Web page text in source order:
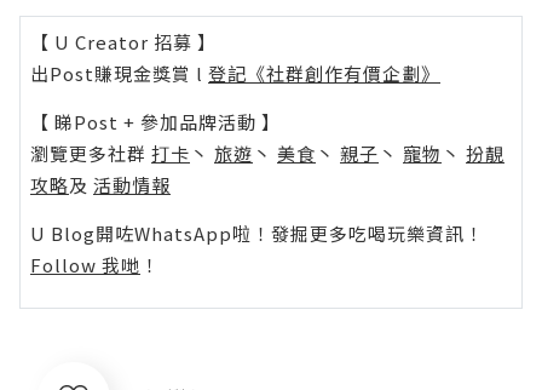
【 U Creator 招募 】
出Post賺現金獎賞 l 登記《社群創作有價企劃》
【 睇Post + 參加品牌活動 】
瀏覽更多社群 打卡 丶 旅遊 丶 美食 丶 親子 丶 寵物 丶 扮靚
攻略及 活動情報
U Blog開咗WhatsApp啦！發掘更多吃喝玩樂資訊！
Follow 我哋 ！